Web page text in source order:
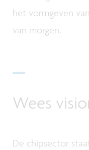
het vormgeven
van morgen.
Wees
De chipsector